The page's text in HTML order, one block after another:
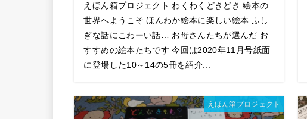
えほん箱プロジェクト わくわくどきどき 絵本の
世界へようこそ ほんわか絵本に楽しい絵本 ふし
ぎな話にこわーい話… お母さんたちが選んだ お
すすめの絵本たちです 今回は2020年11月号紙面
に登場した10～14の5冊を紹介...
えほん箱プロジェクト